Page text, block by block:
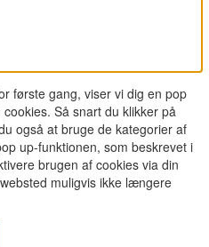
første gang, viser vi dig en pop
Så snart du klikker på
også at bruge de kategorier af
up-funktionen, som beskrevet i
brugen af cookies via din
muligvis ikke længere